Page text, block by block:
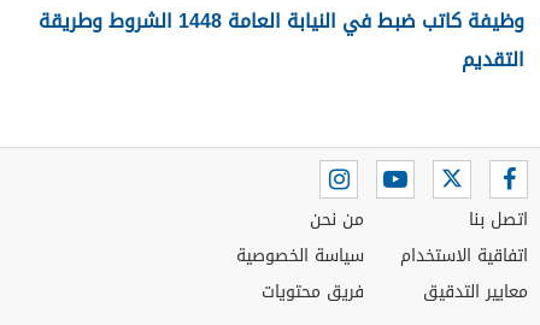
وظيفة كاتب ضبط في النيابة العامة 1448 الشروط وطريقة
التقديم
اتصل بنا
اتفاقية الاستخدام
معايير التدقيق
من نحن
سياسة الخصوصية
فريق محتويات